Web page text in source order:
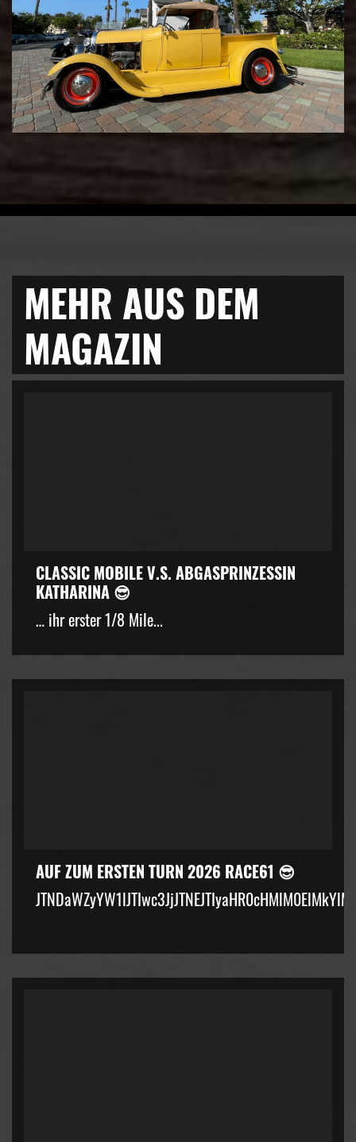
MEHR AUS DEM
MAGAZIN
CLASSIC MOBILE V.S. ABGASPRINZESSIN
KATHARINA 😎
… ihr erster 1/8 Mile...
AUF ZUM ERSTEN TURN 2026 RACE61 😎